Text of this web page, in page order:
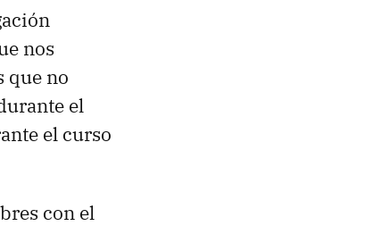
nos
que no
el
el curso
con el